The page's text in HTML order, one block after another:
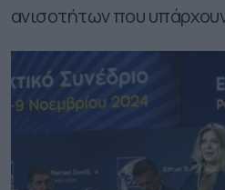
ανισοτήτων που